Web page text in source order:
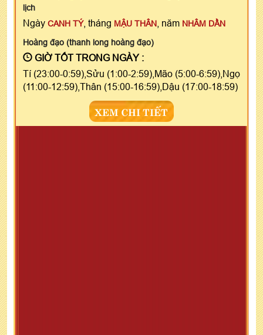
lịch
Ngày CANH TÝ, tháng MẬU THÂN , năm NHÂM DẦN
Hoàng đạo (thanh long hoàng đạo)
GIỜ TỐT TRONG NGÀY :
Tí (23:00-0:59),Sửu (1:00-2:59),Mão (5:00-6:59),Ngọ
(11:00-12:59),Thân (15:00-16:59),Dậu (17:00-18:59)
XEM CHI TIẾT